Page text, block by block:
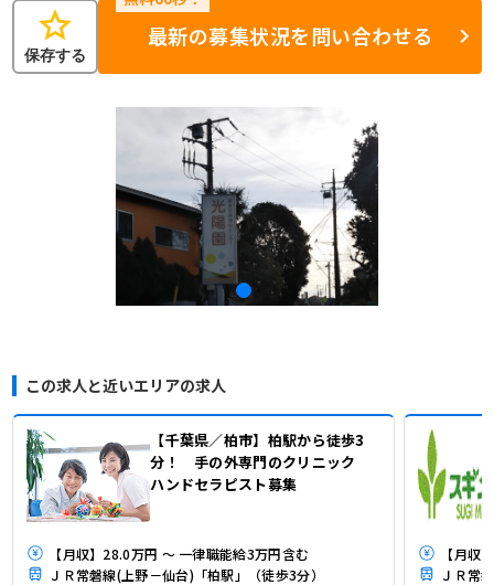
star
保存する
最新の募集状況を問い合わせる
この求人と近いエリアの求人
【千葉県／柏市】柏駅から徒歩3
分！ 手の外専門のクリニック
ハンドセラピスト募集
【月収】28.0万円 ～ 一律職能給3万円含む
ＪＲ常磐線(上野－仙台)「柏駅」（徒歩3分）
【月収
ＪＲ常